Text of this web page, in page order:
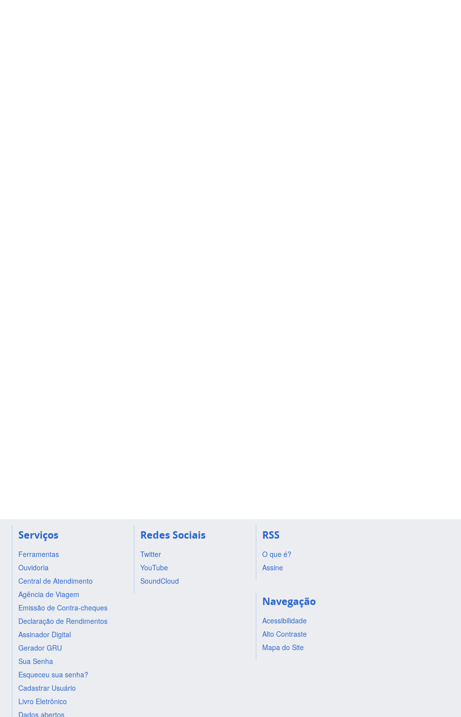
Serviços
Ferramentas
Ouvidoria
Central de Atendimento
Agência de Viagem
Emissão de Contra-cheques
Declaração de Rendimentos
Assinador Digital
Gerador GRU
Sua Senha
Esqueceu sua senha?
Cadastrar Usuário
Livro Eletrônico
Dados abertos
Redes Sociais
Twitter
YouTube
SoundCloud
RSS
O que é?
Assine
Navegação
Acessibilidade
Alto Contraste
Mapa do Site